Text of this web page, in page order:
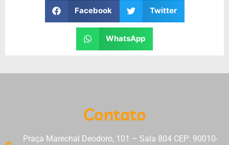
Facebook Twitter
WhatsApp
Contato
Praça Marechal Deodoro, 101 – Sala 804 CEP: 90010-